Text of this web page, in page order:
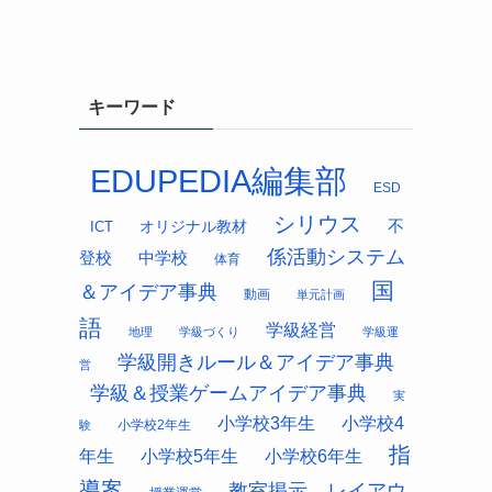
キーワード
EDUPEDIA編集部 ESD
ICT オリジナル教材 シリウス
不
登校
中学校 体育
係活動システム
＆アイデア事典
動画 単元計画
国
語
地理 学級づくり 学級経営 学級運
営
学級開きルール＆アイデア事典
学級＆授業ゲームアイデア事典
実
験 小学校2年生 小学校3年生
小学校4
年生
小学校5年生 小学校6年生
指